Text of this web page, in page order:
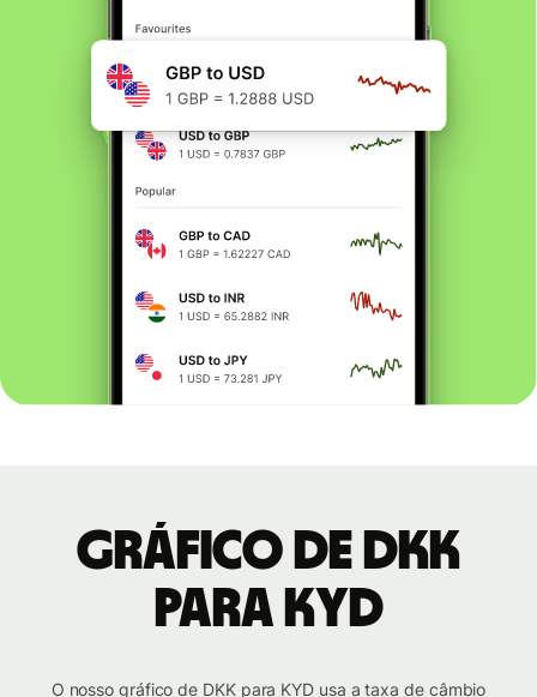
Gráfico de DKK
para KYD
O nosso gráfico de DKK para KYD usa a taxa de câmbio